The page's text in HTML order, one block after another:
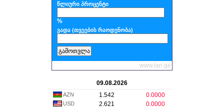
წლიური პროცენტი
%
ვადა (თვეების რაოდენობა)
www.lari.ge
09.08.2026
AZN 1.542 0.0000
USD 2.621 0.0000